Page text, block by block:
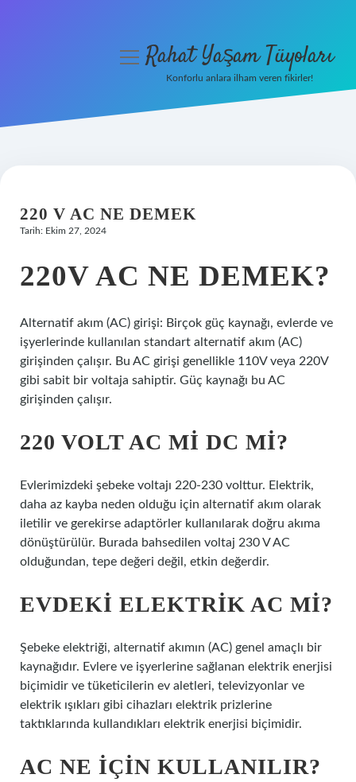
Hakkımızda
menüyüRahat Yaşam Tüyoları
Konforlu anlara ilham veren fikirler!
220 V AC NE DEMEK
Tarih: Ekim 27, 2024
220V AC NE DEMEK?
Alternatif akım (AC) girişi: Birçok güç kaynağı, evlerde ve
işyerlerinde kullanılan standart alternatif akım (AC)
girişinden çalışır. Bu AC girişi genellikle 110V veya 220V
gibi sabit bir voltaja sahiptir. Güç kaynağı bu AC
girişinden çalışır.
220 VOLT AC MI DC MI?
Evlerimizdeki şebeke voltajı 220-230 volttur. Elektrik,
daha az kayba neden olduğu için alternatif akım olarak
iletilir ve gerekirse adaptörler kullanılarak doğru akıma
dönüştürülür. Burada bahsedilen voltaj 230 V AC
olduğundan, tepe değeri değil, etkin değerdir.
EVDEKI ELEKTRIK AC MI?
Şebeke elektriği, alternatif akımın (AC) genel amaçlı bir
kaynağıdır. Evlere ve işyerlerine sağlanan elektrik enerjisi
biçimidir ve tüketicilerin ev aletleri, televizyonlar ve
elektrik ışıkları gibi cihazları elektrik prizlerine
taktıklarında kullandıkları elektrik enerjisi biçimidir.
AC NE IÇIN KULLANILIR?